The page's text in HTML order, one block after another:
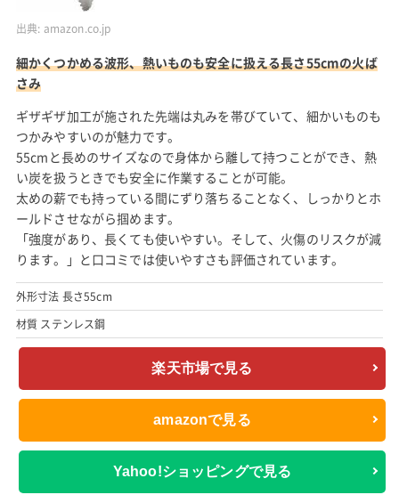
出典: amazon.co.jp
細かくつかめる波形、熱いものも安全に扱える長さ55cmの火ば
さみ
ギザギザ加工が施された先端は丸みを帯びていて、細かいものも
つかみやすいのが魅力です。
55cmと長めのサイズなので身体から離して持つことができ、熱
い炭を扱うときでも安全に作業することが可能。
太めの薪でも持っている間にずり落ちることなく、しっかりとホ
ールドさせながら掴めます。
「強度があり、長くても使いやすい。そして、火傷のリスクが減
ります。」と口コミでは使いやすさも評価されています。
外形寸法 長さ55cm
材質 ステンレス鋼
楽天市場で見る
amazonで見る
Yahoo!ショッピングで見る